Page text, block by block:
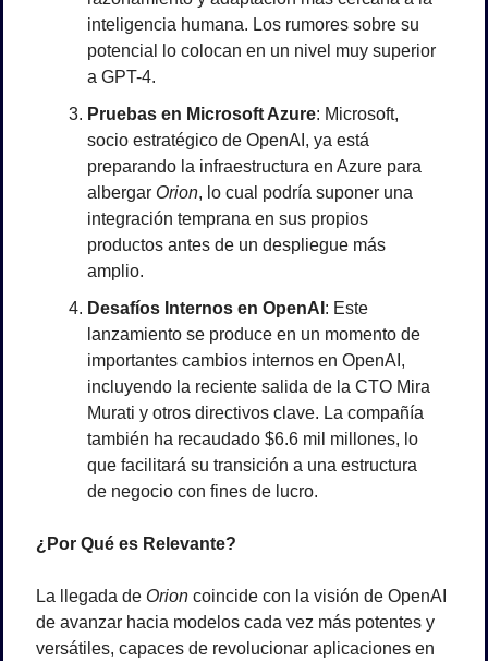
inteligencia humana. Los rumores sobre su
potencial lo colocan en un nivel muy superior
a GPT-4.
Pruebas en Microsoft Azure: Microsoft,
socio estratégico de OpenAI, ya está
preparando la infraestructura en Azure para
albergar Orion, lo cual podría suponer una
integración temprana en sus propios
productos antes de un despliegue más
amplio.
Desafíos Internos en OpenAI : Este
lanzamiento se produce en un momento de
importantes cambios internos en OpenAI,
incluyendo la reciente salida de la CTO Mira
Murati y otros directivos clave. La compañía
también ha recaudado $6.6 mil millones, lo
que facilitará su transición a una estructura
de negocio con fines de lucro.
¿Por Qué es Relevante?
La llegada de Orion coincide con la visión de OpenAI
de avanzar hacia modelos cada vez más potentes y
versátiles, capaces de revolucionar aplicaciones en